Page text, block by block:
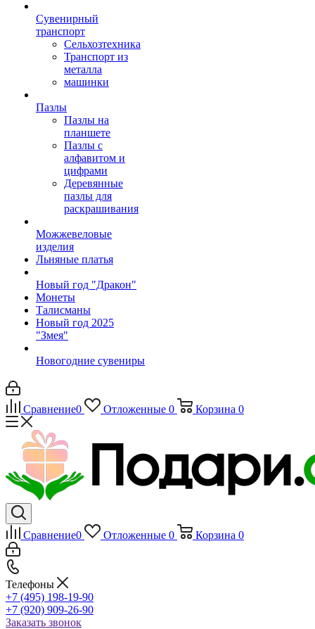
Сувенирный
транспорт
Сельхозтехника
Транспорт из
металла
машинки
Пазлы
Пазлы на
планшете
Пазлы с
алфавитом и
цифрами
Деревянные
пазлы для
раскрашивания
Можжевеловые
изделия
Льняные платья
Новый год "Дракон"
Монеты
Талисманы
Новый год 2025
"Змея"
Новогодние сувениры
Сравнение0 Отложенные 0 Корзина 0
Сравнение0 Отложенные 0 Корзина 0
Телефоны
+7 (495) 198-19-90
+7 (920) 909-26-90
Заказать звонок